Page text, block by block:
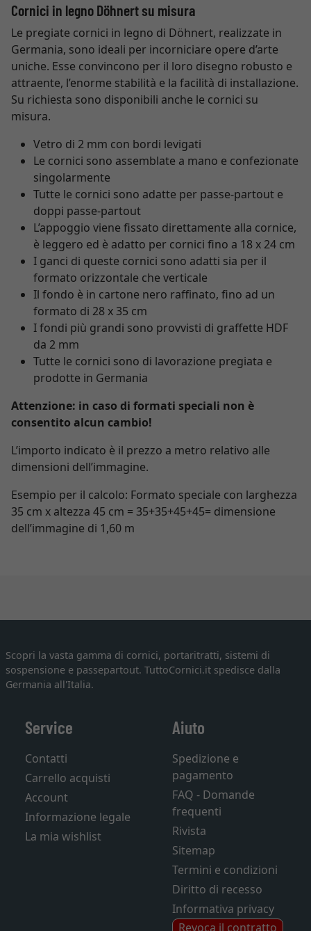
Cornici in legno Döhnert su misura
Le pregiate cornici in legno di Döhnert, realizzate in
Germania, sono ideali per incorniciare opere d’arte
uniche. Esse convincono per il loro disegno robusto e
attraente, l’enorme stabilità e la facilità di installazione.
Su richiesta sono disponibili anche le cornici su
misura.
Vetro di 2 mm con bordi levigati
Le cornici sono assemblate a mano e confezionate
singolarmente
Tutte le cornici sono adatte per passe-partout e
doppi passe-partout
L’appoggio viene fissato direttamente alla cornice,
è leggero ed è adatto per cornici fino a 18 x 24 cm
I ganci di queste cornici sono adatti sia per il
formato orizzontale che verticale
Il fondo è in cartone nero raffinato, fino ad un
formato di 28 x 35 cm
I fondi più grandi sono provvisti di graffette HDF
da 2 mm
Tutte le cornici sono di lavorazione pregiata e
prodotte in Germania
Attenzione: in caso di formati speciali non è
consentito alcun cambio!
L’importo indicato è il prezzo a metro relativo alle
dimensioni dell’immagine.
Esempio per il calcolo: Formato speciale con larghezza
35 cm x altezza 45 cm = 35+35+45+45= dimensione
dell’immagine di 1,60 m
Scopri la vasta gamma di cornici, portaritratti, sistemi di
sospensione e passepartout. TuttoCornici.it spedisce dalla
Germania all'Italia.
Service
Contatti
Carrello acquisti
Account
Informazione legale
La mia wishlist
Aiuto
Spedizione e
pagamento
FAQ - Domande
frequenti
Rivista
Sitemap
Termini e condizioni
Diritto di recesso
Informativa privacy
Revoca il contratto